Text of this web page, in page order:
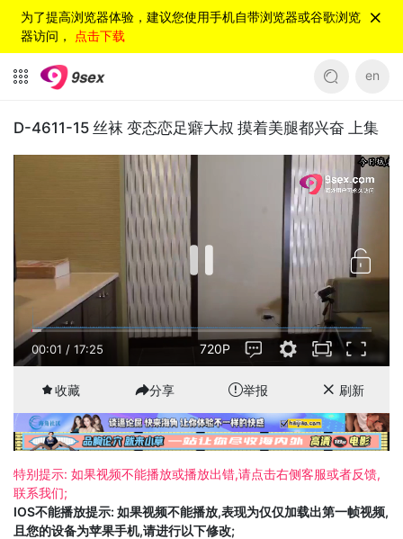
为了提高浏览器体验，建议您使用手机自带浏览器或谷歌浏览
器访问， 点击下载
en
D-4611-15 丝袜 变态恋足癖大叔 摸着美腿都兴奋 上集
00:01 / 17:25 720P
收藏 分享 举报 刷新
特别提示: 如果视频不能播放或播放出错,请点击右侧客服或者反馈,
联系我们;
IOS不能播放提示: 如果视频不能播放,表现为仅仅加载出第一帧视频,
且您的设备为苹果手机,请进行以下修改;